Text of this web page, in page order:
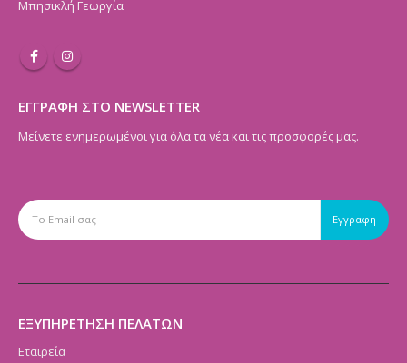
Μπησικλή Γεωργία
ΕΓΓΡΑΦΗ ΣΤΟ NEWSLETTER
Μείνετε ενημερωμένοι για όλα τα νέα και τις προσφορές μας.
ΕΞΥΠΗΡΕΤΗΣΗ ΠΕΛΑΤΩΝ
Εταιρεία